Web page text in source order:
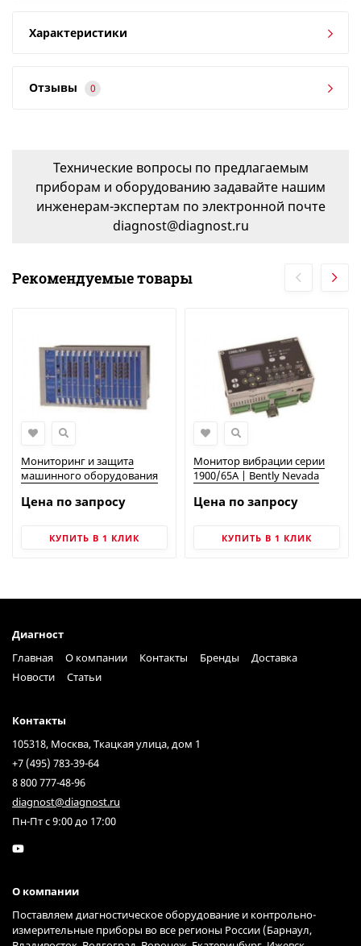
Характеристики
Отзывы 0
Технические вопросы по предлагаемым
приборам и оборудованию задавайте нашим
инженерам-экспертам по электронной почте
diagnost@diagnost.ru
Рекомендуемые товары
Мониторинг и защита
машинного оборудования
Цена по запросу
КУПИТЬ В 1 КЛИК
Монитор вибрации серии
1900/65A | Bently Nevada
Цена по запросу
КУПИТЬ В 1 КЛИК
Диагност
Главная
О компании Контакты Бренды
Доставка
Новости
Статьи
Контакты
105318, Москва, Ткацкая улица, дом 1
+7 (495) 783-39-64
8 800 777-48-96
diagnost@diagnost.ru
Пн-Пт с 9:00 до 17:00
О компании
Поставляем диагностическое оборудование и контрольно-
измерительные приборы во все регионы России (Барнаул,